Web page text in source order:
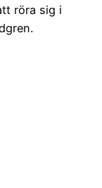
röra sig i